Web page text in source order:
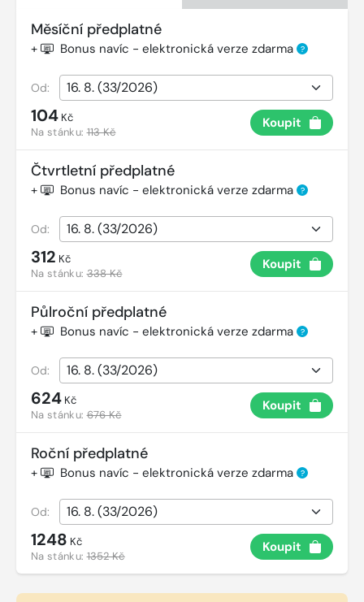
Měsíční předplatné
+ Bonus navíc - elektronická verze zdarma ?
Od:
104 Kč
Na stánku:113 Kč
Koupit
Čtvrtletní předplatné
+ Bonus navíc - elektronická verze zdarma ?
Od:
312 Kč
Na stánku:338 Kč
Koupit
Půlroční předplatné
+ Bonus navíc - elektronická verze zdarma ?
Od:
624 Kč
Na stánku:676 Kč
Koupit
Roční předplatné
+ Bonus navíc - elektronická verze zdarma ?
Od:
1248 Kč
Na stánku:1352 Kč
Koupit